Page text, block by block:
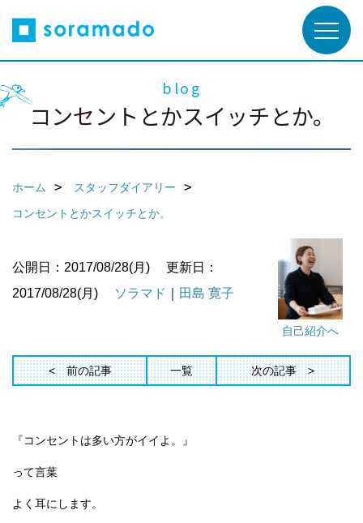
blog
コンセントとかスイッチとか。
ホーム
スタッフダイアリー
コンセントとかスイッチとか。
自己紹介へ
公開日：2017/08/28(月)
更新日：
2017/08/28(月)
ソラマド 田島 寛子
前の記事 一覧 次の記事
『コンセントは多い方がイイよ。』
って言葉
よく耳にします。